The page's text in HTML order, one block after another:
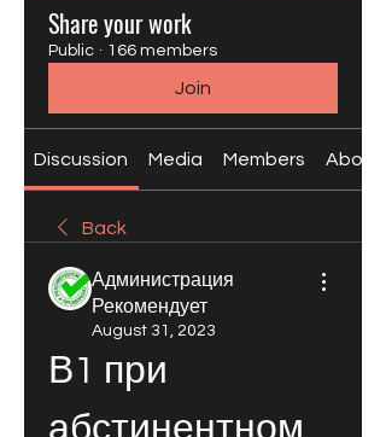
Share your work
Public · 166 members
Join
Discussion Media Members About
Back
Администрация
Рекомендует
August 31, 2023
В1 при